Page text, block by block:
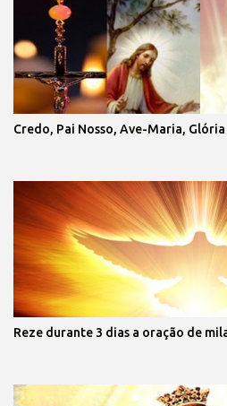
Credo, Pai Nosso, Ave-Maria, Glória
Reze durante 3 dias a oração de